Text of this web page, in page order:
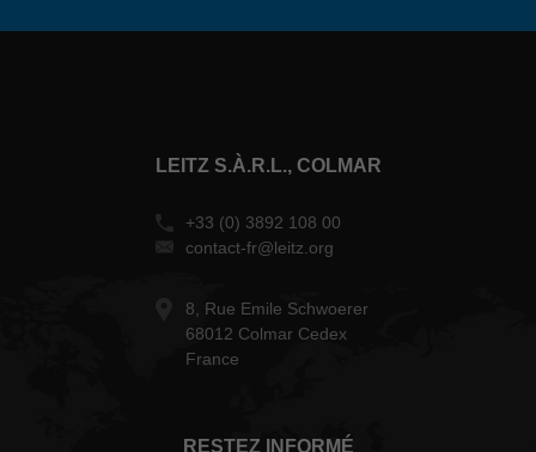
LEITZ S.À.R.L., COLMAR
+33 (0) 3892 108 00
contact-fr@leitz.org
8, Rue Emile Schwoerer
68012 Colmar Cedex
France
RESTEZ INFORMÉ